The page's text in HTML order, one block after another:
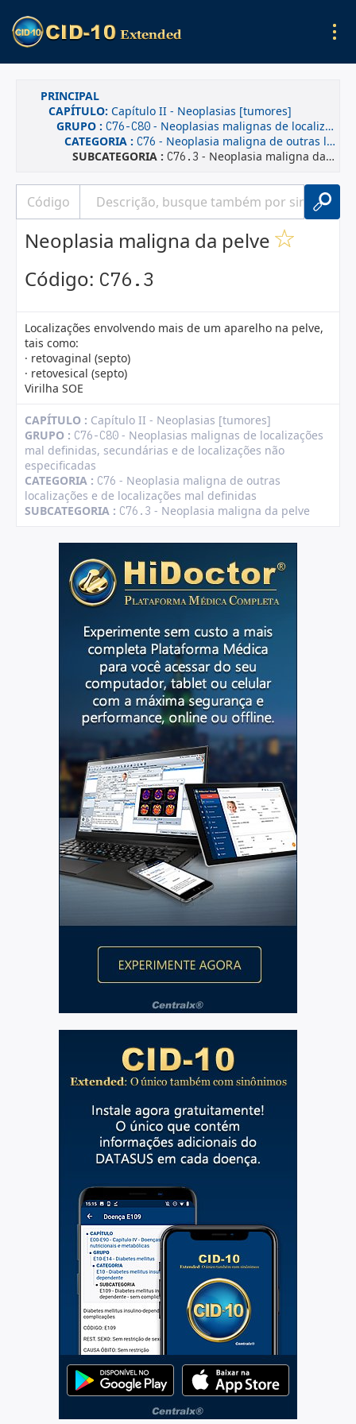
PRINCIPAL
CAPÍTULO: Capítulo II - Neoplasias [tumores]
GRUPO : C76-C80 - Neoplasias malignas de localizações mal definidas, secundárias e de localizações não especificadas
CATEGORIA : C76 - Neoplasia maligna de outras localizações e de localizações mal definidas
SUBCATEGORIA : C76.3 - Neoplasia maligna da pelve
Neoplasia maligna da pelve
Código: C76.3
Localizações envolvendo mais de um aparelho na pelve,
tais como:
· retovaginal (septo)
· retovesical (septo)
Virilha SOE
CAPÍTULO : Capítulo II - Neoplasias [tumores]
GRUPO : C76-C80 - Neoplasias malignas de localizações
mal definidas, secundárias e de localizações não
especificadas
CATEGORIA : C76 - Neoplasia maligna de outras
localizações e de localizações mal definidas
SUBCATEGORIA : C76.3 - Neoplasia maligna da pelve